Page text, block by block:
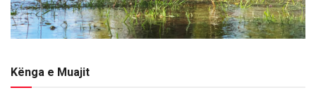
Kënga e Muajit